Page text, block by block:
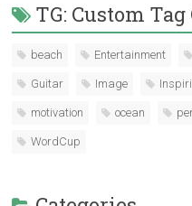
TG: Custom
beach Entertainment
Guitar Image
motivation ocean
WordCup